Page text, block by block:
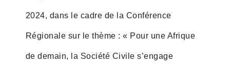
2024, dans le cadre de la Conférence
Régionale sur le thème : « Pour une Afrique
de demain, la Société Civile s’engage